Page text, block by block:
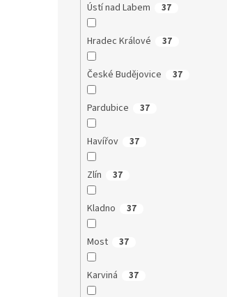
Ústí nad Labem 37
Hradec Králové 37
České Budějovice 37
Pardubice 37
Havířov 37
Zlín 37
Kladno 37
Most 37
Karviná 37